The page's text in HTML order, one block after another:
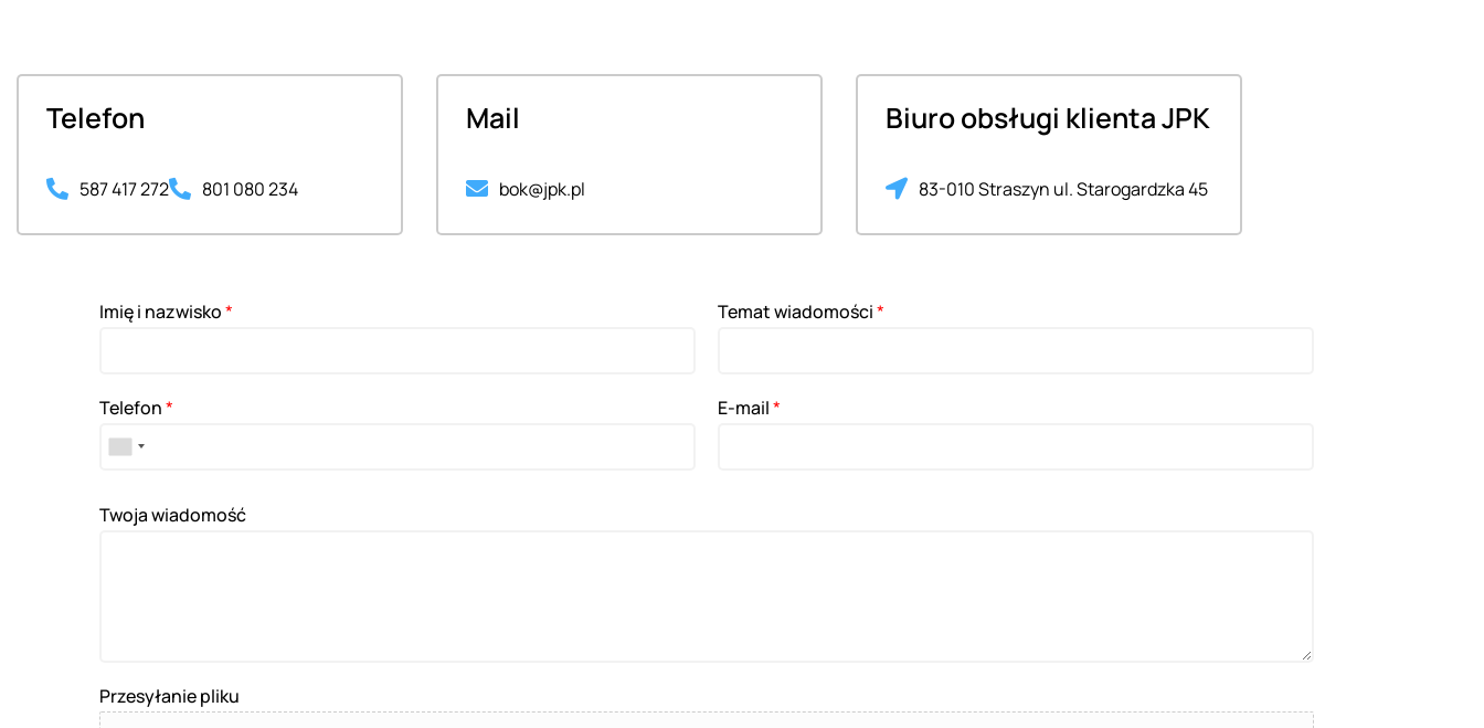
Telefon
587 417 272 801 080 234
Mail
bok@jpk.pl
Biuro obsługi klienta JPK
83-010 Straszyn ul. Starogardzka 45
Imię i nazwisko*
Telefon*
Temat wiadomości*
E-mail*
Twoja wiadomość
Przesyłanie pliku